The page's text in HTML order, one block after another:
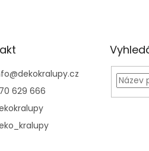
@dekokralupy.cz
629 666